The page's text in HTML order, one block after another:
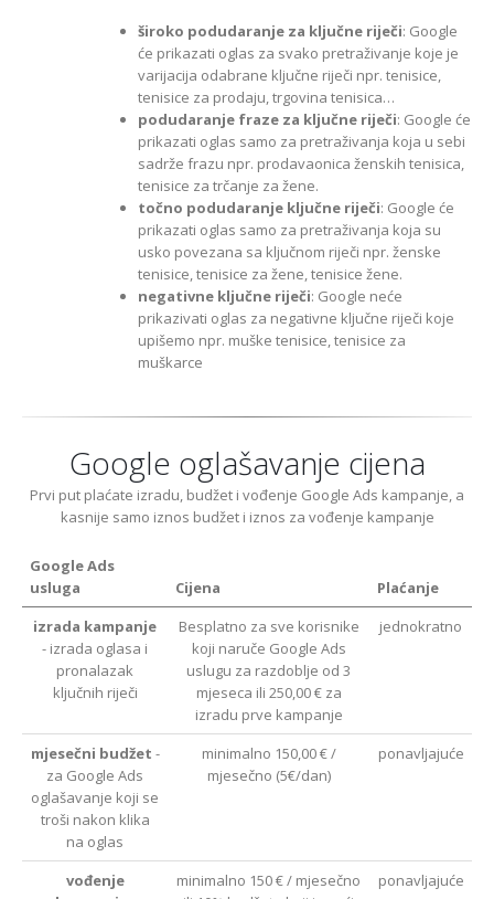
široko podudaranje za ključne riječi: Google
će prikazati oglas za svako pretraživanje koje je
varijacija odabrane ključne riječi npr. tenisice,
tenisice za prodaju, trgovina tenisica…
podudaranje fraze za ključne riječi: Google će
prikazati oglas samo za pretraživanja koja u sebi
sadrže frazu npr. prodavaonica ženskih tenisica,
tenisice za trčanje za žene.
točno podudaranje ključne riječi: Google će
prikazati oglas samo za pretraživanja koja su
usko povezana sa ključnom riječi npr. ženske
tenisice, tenisice za žene, tenisice žene.
negativne ključne riječi: Google neće
prikazivati oglas za negativne ključne riječi koje
upišemo npr. muške tenisice, tenisice za
muškarce
Google oglašavanje cijena
Prvi put plaćate izradu, budžet i vođenje Google Ads kampanje, a
kasnije samo iznos budžet i iznos za vođenje kampanje
Google Ads
usluga
Cijena
Plaćanje
izrada kampanje
- izrada oglasa i
pronalazak
ključnih riječi
Besplatno za sve korisnike
koji naruče Google Ads
uslugu za razdoblje od 3
mjeseca ili 250,00 € za
izradu prve kampanje
jednokratno
mjesečni budžet -
za Google Ads
oglašavanje koji se
troši nakon klika
na oglas
minimalno 150,00 € /
mjesečno (5€/dan)
ponavljajuće
vođenje
minimalno 150 € / mjesečno
ponavljajuće